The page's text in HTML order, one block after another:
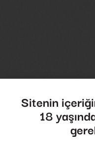
Sitenin
18